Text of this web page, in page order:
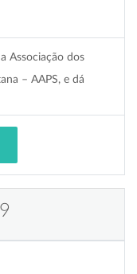
Associação dos
– AAPS, e dá